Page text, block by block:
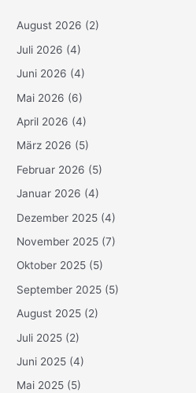
August 2026 (2)
Juli 2026 (4)
Juni 2026 (4)
Mai 2026 (6)
April 2026 (4)
März 2026 (5)
Februar 2026 (5)
Januar 2026 (4)
Dezember 2025 (4)
November 2025 (7)
Oktober 2025 (5)
September 2025 (5)
August 2025 (2)
Juli 2025 (2)
Juni 2025 (4)
Mai 2025 (5)